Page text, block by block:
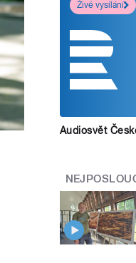
Živé vysílání
Audiosvět